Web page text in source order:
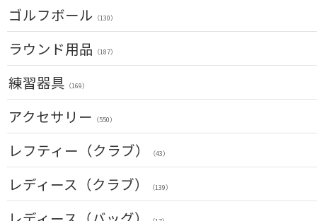
アイアン単品(右用)（91）
ウェッジ(右用)（134）
パター(右用)
チッパー(右用)（13）
USモデル
カスタム
カートバッグ（85）
トップス （55）
ボトムス
アウター
インナー（17）
ソックス（25）
グローブ （45）
その他 （11）
ゴルフボール （130）
ラウンド用品 （187）
GPSナビ
距離測定器
ティー
ボールケース（3）
マーカー （35）
グリーンフォーク（4）
練習器具 （169）
パターマット
スイング練習器
アクセサリー （550）
ヘッドカバー（213）
シューズケース
トラベルケース
ポーチ
レフティー（クラブ） （43）
クラブセット(左用)（1）
ドライバー(左用)
レディース（クラブ） （139）
クラブセット(女性用)